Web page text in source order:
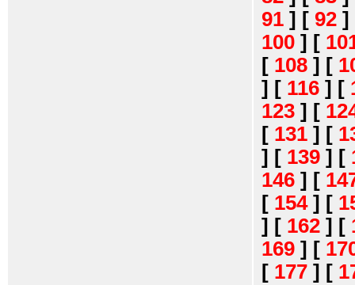
91 ] [ 92 ]
100 ] [
[ 108 ] [
] [ 116 ] [
123 ] [
[ 131 ] [
] [ 139 ] [
146 ] [
[ 154] [
] [ 162 ] [
169 ] [
[ 177 ] [